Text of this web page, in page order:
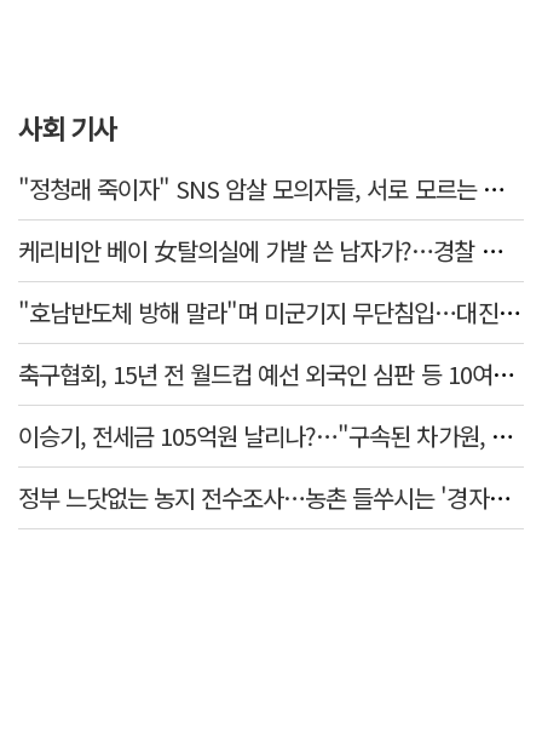
사회 기사
"정청래 죽이자" SNS 암살 모의자들, 서로 모르는 사이였다…檢송치
케리비안 베이 女탈의실에 가발 쓴 남자가?…경찰 추적 중
"호남반도체 방해 말라"며 미군기지 무단침입…대진연 회원 3명 '구속'
축구협회, 15년 전 월드컵 예선 외국인 심판 등 10여명에 '성 접대'
이승기, 전세금 105억원 날리나?…"구속된 차가원, 형사 범죄 영역"
정부 느닷없는 농지 전수조사…농촌 들쑤시는 '경자유전'의 칼날